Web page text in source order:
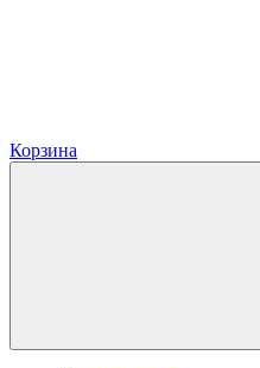
Корзина